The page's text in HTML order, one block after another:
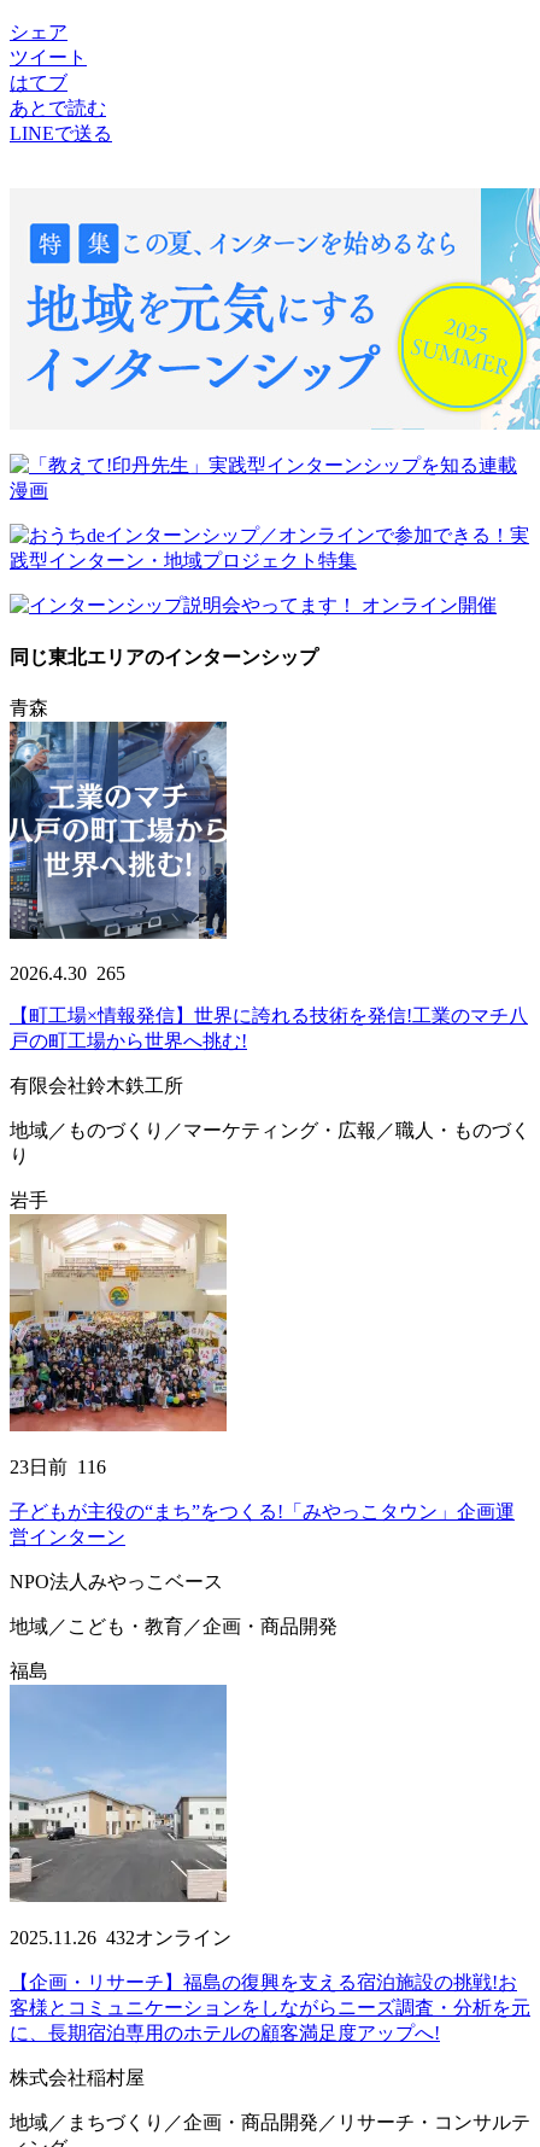
シェア
ツイート
はてブ
あとで読む
LINEで送る
同じ東北エリアのインターンシップ
青森
2026.4.30 265
【町工場×情報発信】世界に誇れる技術を発信!工業のマチ八
戸の町工場から世界へ挑む!
有限会社鈴木鉄工所
地域／ものづくり／マーケティング・広報／職人・ものづく
り
岩手
23日前 116
子どもが主役の“まち”をつくる!「みやっこタウン」企画運
営インターン
NPO法人みやっこベース
地域／こども・教育／企画・商品開発
福島
2025.11.26 432オンライン
【企画・リサーチ】福島の復興を支える宿泊施設の挑戦!お
客様とコミュニケーションをしながらニーズ調査・分析を元
に、長期宿泊専用のホテルの顧客満足度アップへ!
株式会社稲村屋
地域／まちづくり／企画・商品開発／リサーチ・コンサルテ